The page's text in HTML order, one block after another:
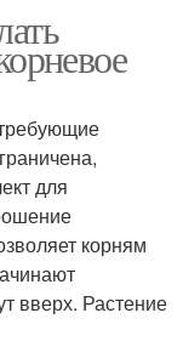
для
корням
вверх. Растение